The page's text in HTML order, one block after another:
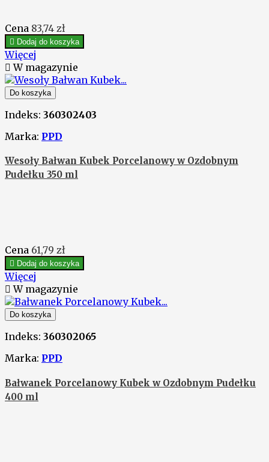
Cena 83,74 zł
 Dodaj do koszyka
Więcej
 W magazynie
Do koszyka
Indeks: 360302403
Marka: PPD
Wesoły Bałwan Kubek Porcelanowy w Ozdobnym
Pudełku 350 ml
Cena 61,79 zł
 Dodaj do koszyka
Więcej
 W magazynie
Do koszyka
Indeks: 360302065
Marka: PPD
Bałwanek Porcelanowy Kubek w Ozdobnym Pudełku
400 ml